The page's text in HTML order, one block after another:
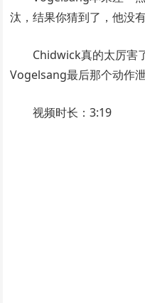
汰，结果你猜到了，他没有
Chidwick真的太厉害
Vogelsang最后那个动作
视频时长：3:19